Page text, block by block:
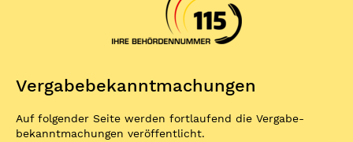
Vergabe­bekannt­machungen
Auf folgender Seite werden fortlaufend die Vergabe­
bekannt­machungen veröffentlicht.